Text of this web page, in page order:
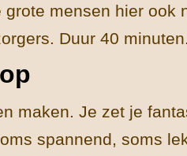
mensen hier ook
Duur 40 minuten.
maken. Je zet je
spannend, soms